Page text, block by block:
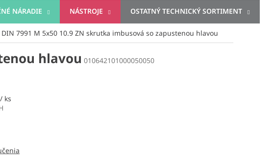
NÁRADIE NÁSTROJE OSTATNÝ TECHNICKÝ SORTIMENT
DIN 7991 M 5x50 10.9 ZN skrutka imbusová so zapustenou hlavou
hlavou 010642101000050050
/ ks